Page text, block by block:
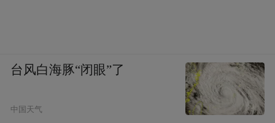
台风白海豚“闭眼”了
中国天气